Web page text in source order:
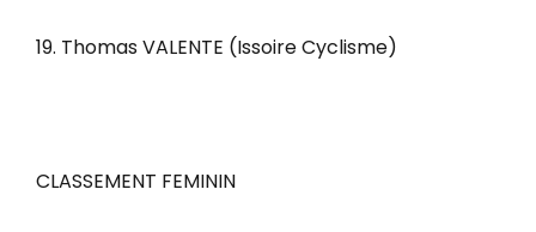
19. Thomas VALENTE (Issoire Cyclisme)
CLASSEMENT FEMININ